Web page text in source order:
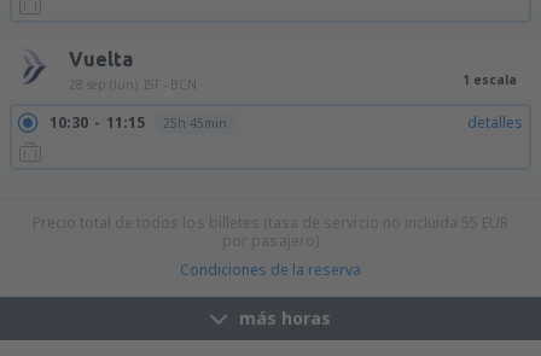
Vuelta
28 sep (lun) IST - BCN 1 escala
10:30 11:15 25h 45min detalles
Precio total de todos los billetes (tasa de servicio no incluida 55 EUR
por pasajero)
Condiciones de la reserva
más horas